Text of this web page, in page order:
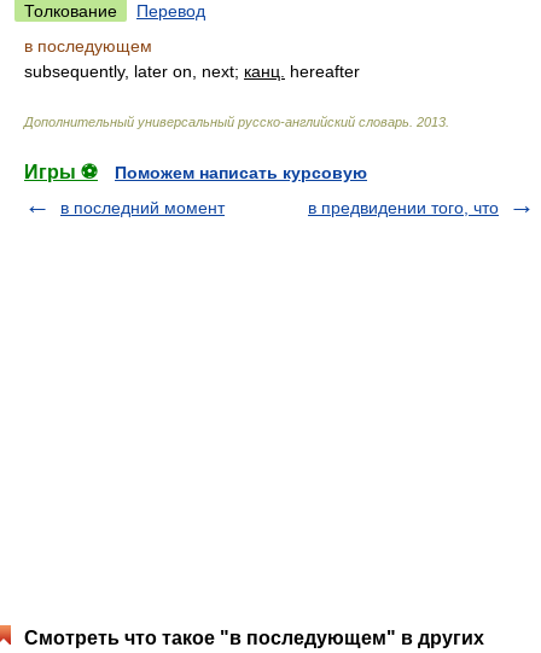
Толкование
Перевод
в последующем
subsequently, later on, next; канц. hereafter
Дополнительный универсальный русско-английский словарь 2013
Игры ⚽
Поможем написать курсовую
в последний момент
в предвидении того, что
Смотреть что такое "в последующем" в других